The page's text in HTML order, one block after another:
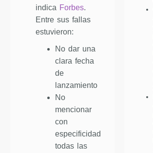
indica Forbes.
Entre sus fallas
estuvieron:
No dar una
clara fecha
de
lanzamiento
No
mencionar
con
especificidad
todas las